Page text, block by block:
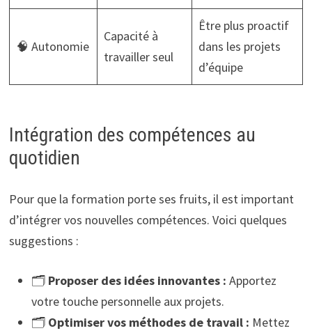
🧠 Autonomie
Capacité à
travailler seul
Être plus proactif
dans les projets
d’équipe
Intégration des compétences au
quotidien
Pour que la formation porte ses fruits, il est important
d’intégrer vos nouvelles compétences. Voici quelques
suggestions :
🗂️ Proposer des idées innovantes : Apportez
votre touche personnelle aux projets.
🗂️ Optimiser vos méthodes de travail : Mettez